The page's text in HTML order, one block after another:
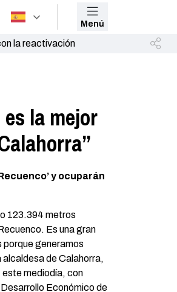
Menú
la reactivación
la mejor
y ocuparán
123.394 metros
Es una gran
porque generamos
de Calahorra,
este mediodía, con
Económico de